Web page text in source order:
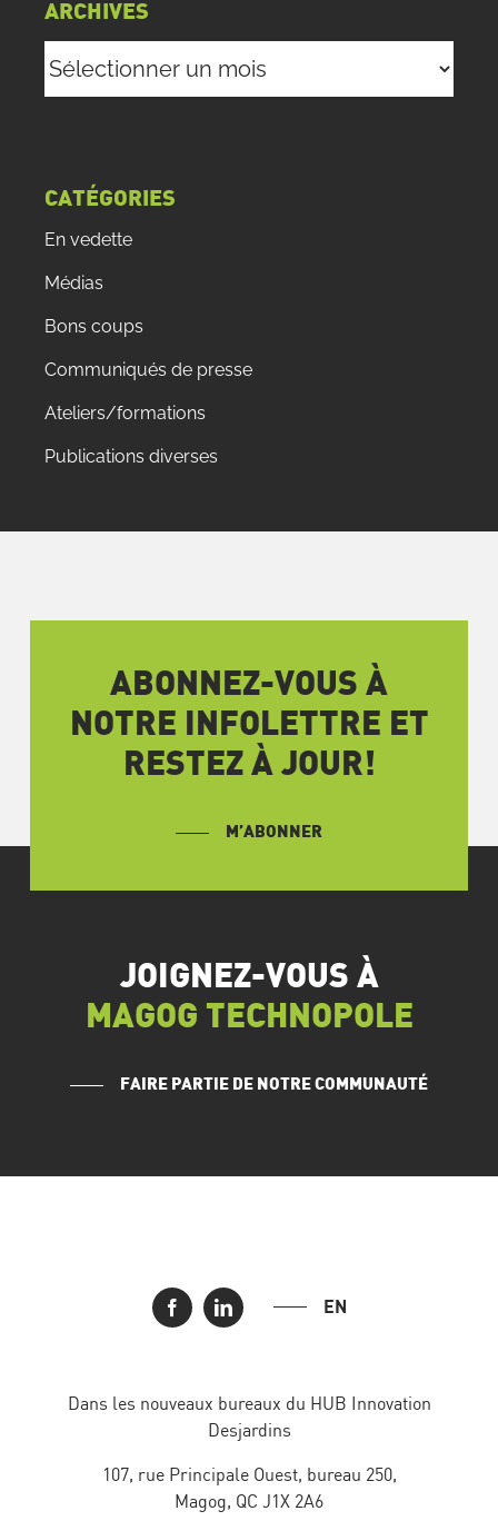
ARCHIVES
CATÉGORIES
En vedette
Médias
Bons coups
Communiqués de presse
Ateliers/formations
Publications diverses
ABONNEZ-VOUS À
NOTRE INFOLETTRE ET
RESTEZ À JOUR!
M’ABONNER
JOIGNEZ-VOUS À
MAGOG TECHNOPOLE
FAIRE PARTIE DE NOTRE COMMUNAUTÉ
EN
Dans les nouveaux bureaux du HUB Innovation
Desjardins
107, rue Principale Ouest, bureau 250,
Magog, QC J1X 2A6